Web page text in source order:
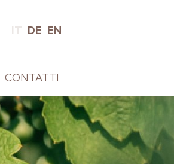
IT DE EN
CONTATTI